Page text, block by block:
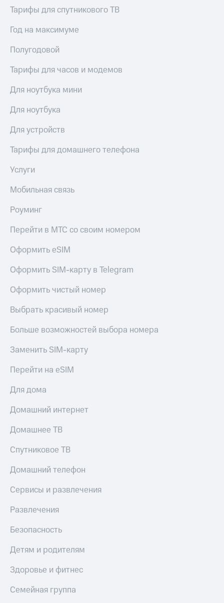
Тарифы для спутникового ТВ
Год на максимуме
Полугодовой
Тарифы для часов и модемов
Для ноутбука мини
Для ноутбука
Для устройств
Тарифы для домашнего телефона
Услуги
Мобильная связь
Роуминг
Перейти в МТС со своим номером
Оформить eSIM
Оформить SIM-карту в Telegram
Оформить чистый номер
Выбрать красивый номер
Больше возможностей выбора номера
Заменить SIM-карту
Перейти на eSIM
Для дома
Домашний интернет
Домашнее ТВ
Спутниковое ТВ
Домашний телефон
Сервисы и развлечения
Развлечения
Безопасность
Детям и родителям
Здоровье и фитнес
Семейная группа